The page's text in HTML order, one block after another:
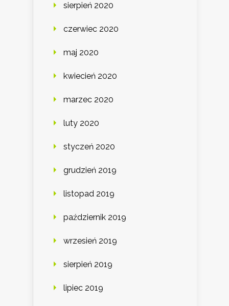
sierpień 2020
czerwiec 2020
maj 2020
kwiecień 2020
marzec 2020
luty 2020
styczeń 2020
grudzień 2019
listopad 2019
październik 2019
wrzesień 2019
sierpień 2019
lipiec 2019